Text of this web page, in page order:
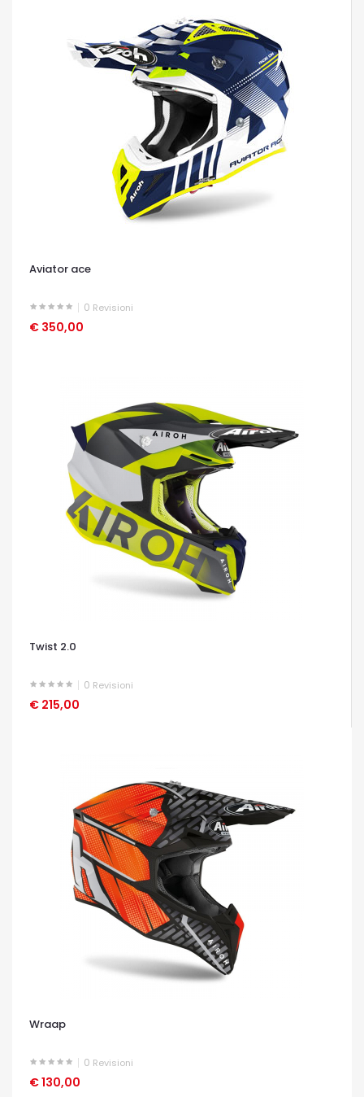
Aviator ace
0 Revisioni
€ 350,00
OCCHIATA VELOCE
Twist 2.0
0 Revisioni
€ 215,00
OCCHIATA VELOCE
Wraap
0 Revisioni
€ 130,00
OCCHIATA VELOCE